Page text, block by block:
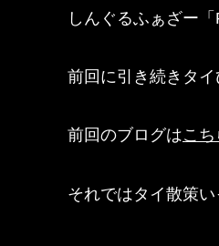
しんぐるふぁざー「
前回に引き続きタイ
前回のブログはこち
それではタイ散策い